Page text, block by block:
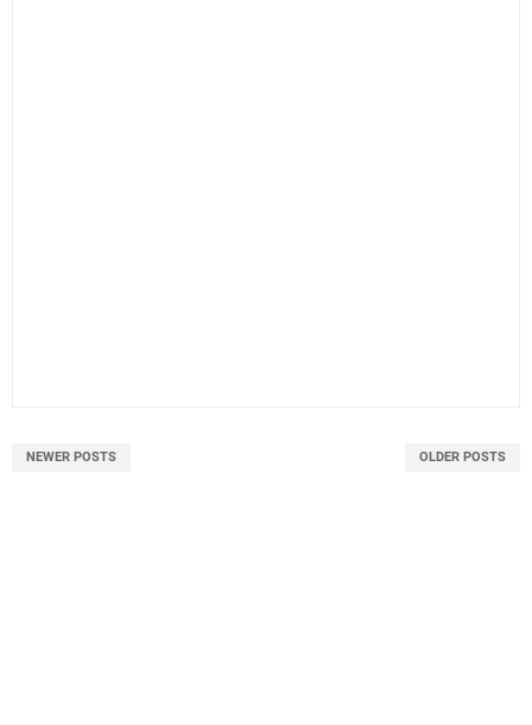
NEWER POSTS OLDER POSTS